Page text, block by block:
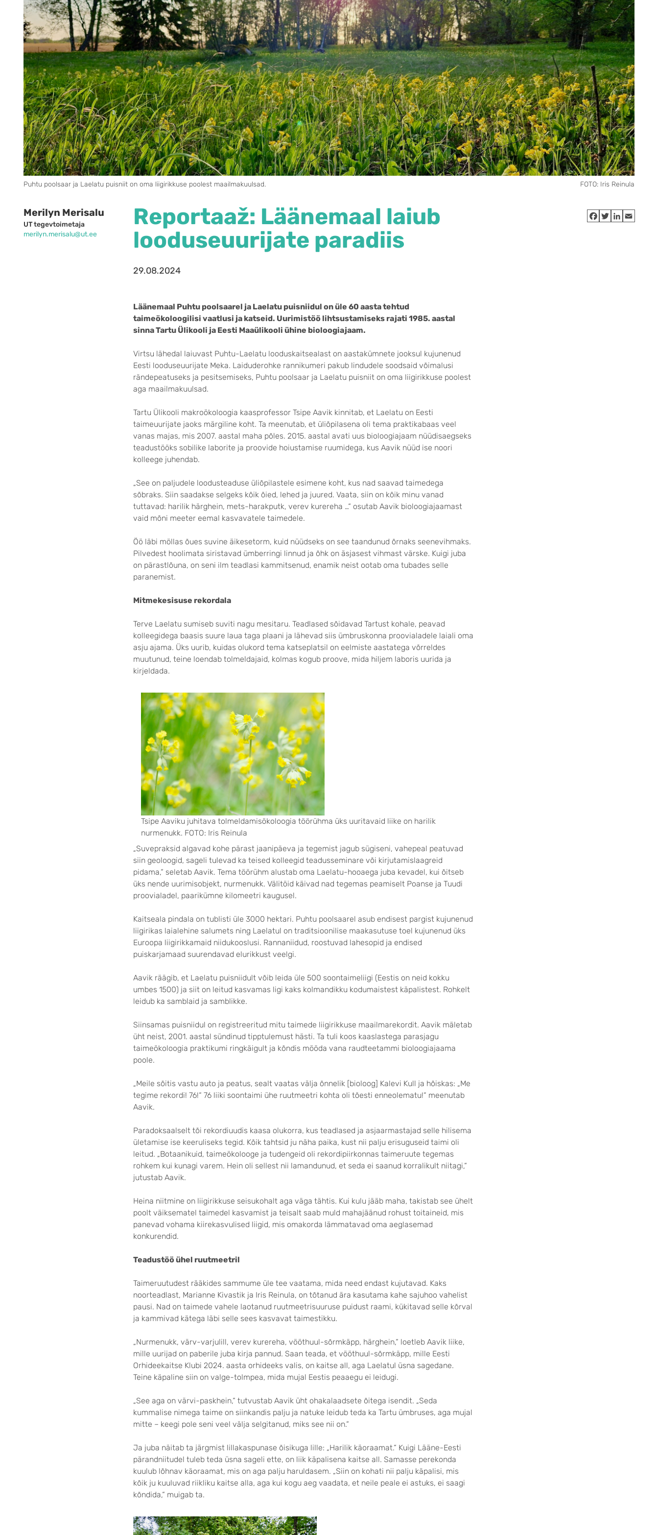
Puhtu poolsaar ja Laelatu puisniit on oma liigirikkuse poolest maailmakuulsad. FOTO: Iris Reinula
Merilyn Merisalu
UT tegevtoimetaja
merilyn.merisalu@ut.ee
Reportaaž: Läänemaal laiub
looduseuurijate paradiis
29.08.2024
Läänemaal Puhtu poolsaarel ja Laelatu puisniidul on üle 60 aasta tehtud
taimeökoloogilisi vaatlusi ja katseid. Uurimistöö lihtsustamiseks rajati 1985. aastal
sinna Tartu Ülikooli ja Eesti Maaülikooli ühine bioloogiajaam.
Virtsu lähedal laiuvast Puhtu-Laelatu looduskaitsealast on aastakümnete jooksul kujunenud
Eesti looduseuurijate Meka. Laiduderohke rannikumeri pakub lindudele soodsaid võimalusi
rändepeatuseks ja pesitsemiseks, Puhtu poolsaar ja Laelatu puisniit on oma liigirikkuse poolest
aga maailmakuulsad.
Tartu Ülikooli makroökoloogia kaasprofessor Tsipe Aavik kinnitab, et Laelatu on Eesti
taimeuurijate jaoks märgiline koht. Ta meenutab, et üliõpilasena oli tema praktikabaas veel
vanas majas, mis 2007. aastal maha põles. 2015. aastal avati uus bioloogiajaam nüüdisaegseks
teadustööks sobilike laborite ja proovide hoiustamise ruumidega, kus Aavik nüüd ise noori
kolleege juhendab.
„See on paljudele loodusteaduse üliõpilastele esimene koht, kus nad saavad taimedega
sõbraks. Siin saadakse selgeks kõik õied, lehed ja juured. Vaata, siin on kõik minu vanad
tuttavad: harilik härghein, mets-harakputk, verev kurereha …“ osutab Aavik bioloogiajaamast
vaid mõni meeter eemal kasvavatele taimedele.
Öö läbi möllas õues suvine äikesetorm, kuid nüüdseks on see taandunud õrnaks seenevihmaks.
Pilvedest hoolimata siristavad ümberringi linnud ja õhk on äsjasest vihmast värske. Kuigi juba
on pärastlõuna, on seni ilm teadlasi kammitsenud, enamik neist ootab oma tubades selle
paranemist.
Mitmekesisuse rekordala
Terve Laelatu sumiseb suviti nagu mesitaru. Teadlased sõidavad Tartust kohale, peavad
kolleegidega baasis suure laua taga plaani ja lähevad siis ümbruskonna proovialadele laiali oma
asju ajama. Üks uurib, kuidas olukord tema katseplatsil on eelmiste aastatega võrreldes
muutunud, teine loendab tolmeldajaid, kolmas kogub proove, mida hiljem laboris uurida ja
kirjeldada.
Tsipe Aaviku juhitava tolmeldamisökoloogia töörühma üks uuritavaid liike on harilik
nurmenukk. FOTO: Iris Reinula
„Suvepraksid algavad kohe pärast jaanipäeva ja tegemist jagub sügiseni, vahepeal peatuvad
siin geoloogid, sageli tulevad ka teised kolleegid teadusseminare või kirjutamislaagreid
pidama,“ seletab Aavik. Tema töörühm alustab oma Laelatu-hooaega juba kevadel, kui õitseb
üks nende uurimisobjekt, nurmenukk. Välitöid käivad nad tegemas peamiselt Poanse ja Tuudi
proovialadel, paarikümne kilomeetri kaugusel.
Kaitseala pindala on tublisti üle 3000 hektari. Puhtu poolsaarel asub endisest pargist kujunenud
liigirikas laialehine salumets ning Laelatul on traditsioonilise maakasutuse toel kujunenud üks
Euroopa liigirikkamaid niidukooslusi. Rannaniidud, roostuvad lahesopid ja endised
puiskarjamaad suurendavad elurikkust veelgi.
Aavik räägib, et Laelatu puisniidult võib leida üle 500 soontaimeliigi (Eestis on neid kokku
umbes 1500) ja siit on leitud kasvamas ligi kaks kolmandikku kodumaistest käpalistest. Rohkelt
leidub ka samblaid ja samblikke.
Siinsamas puisniidul on registreeritud mitu taimede liigirikkuse maailmarekordit. Aavik mäletab
üht neist, 2001. aastal sündinud tipptulemust hästi. Ta tuli koos kaaslastega parasjagu
taimeökoloogia praktikumi ringkäigult ja kõndis mööda vana raudteetammi bioloogiajaama
poole.
„Meile sõitis vastu auto ja peatus, sealt vaatas välja õnnelik [bioloog] Kalevi Kull ja hõiskas: „Me
tegime rekordi! 76!“ 76 liiki soontaimi ühe ruutmeetri kohta oli tõesti enneolematu!“ meenutab
Aavik.
Paradoksaalselt tõi rekordiuudis kaasa olukorra, kus teadlased ja asjaarmastajad selle hilisema
ületamise ise keeruliseks tegid. Kõik tahtsid ju näha paika, kust nii palju erisuguseid taimi oli
leitud. „Botaanikuid, taimeökolooge ja tudengeid oli rekordipiirkonnas taimeruute tegemas
rohkem kui kunagi varem. Hein oli sellest nii lamandunud, et seda ei saanud korralikult niitagi,“
jutustab Aavik.
Heina niitmine on liigirikkuse seisukohalt aga väga tähtis. Kui kulu jääb maha, takistab see ühelt
poolt väiksematel taimedel kasvamist ja teisalt saab muld mahajäänud rohust toitaineid, mis
panevad vohama kiirekasvulised liigid, mis omakorda lämmatavad oma aeglasemad
konkurendid.
Teadustöö ühel ruutmeetril
Taimeruutudest rääkides sammume üle tee vaatama, mida need endast kujutavad. Kaks
noorteadlast, Marianne Kivastik ja Iris Reinula, on tõtanud ära kasutama kahe sajuhoo vahelist
pausi. Nad on taimede vahele laotanud ruutmeetrisuuruse puidust raami, kükitavad selle kõrval
ja kammivad kätega läbi selle sees kasvavat taimestikku.
„Nurmenukk, värv-varjulill, verev kurereha, vööthuul-sõrmkäpp, härghein,“ loetleb Aavik liike,
mille uurijad on paberile juba kirja pannud. Saan teada, et vööthuul-sõrmkäpp, mille Eesti
Orhideekaitse Klubi 2024. aasta orhideeks valis, on kaitse all, aga Laelatul üsna sagedane.
Teine käpaline siin on valge-tolmpea, mida mujal Eestis peaaegu ei leidugi.
„See aga on värvi-paskhein,“ tutvustab Aavik üht ohakalaadsete õitega isendit. „Seda
kummalise nimega taime on siinkandis palju ja natuke leidub teda ka Tartu ümbruses, aga mujal
mitte – keegi pole seni veel välja selgitanud, miks see nii on.“
Ja juba näitab ta järgmist lillakaspunase õisikuga lille: „Harilik käoraamat.“ Kuigi Lääne-Eesti
pärandniitudel tuleb teda üsna sageli ette, on liik käpalisena kaitse all. Samasse perekonda
kuulub lõhnav käoraamat, mis on aga palju haruldasem. „Siin on kohati nii palju käpalisi, mis
kõik ju kuuluvad riikliku kaitse alla, aga kui kogu aeg vaadata, et neile peale ei astuks, ei saagi
kõndida,“ muigab ta.